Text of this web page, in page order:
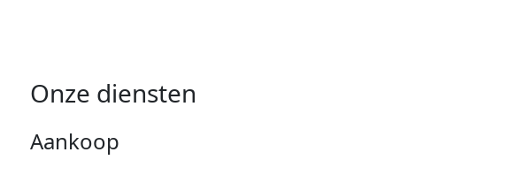
Onze diensten
Aankoop